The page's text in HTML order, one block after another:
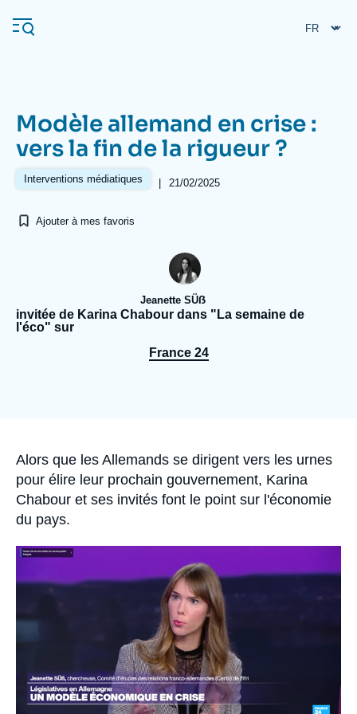
au
contenu
Navigation
principale
L'Ifri
Analyses
Se connecter
Recherches fréquentes
Proche-Orient
Modèle allemand en crise :
vers la fin de la rigueur ?
Interventions médiatiques | 21/02/2025
Ajouter à mes favoris
Jeanette SÜẞ
invitée de Karina Chabour dans "La semaine de
l'éco" sur
France 24
Accroche
Alors que les Allemands se dirigent vers les urnes
pour élire leur prochain gouvernement, Karina
Chabour et ses invités font le point sur l'économie
du pays.
Image
médiatique